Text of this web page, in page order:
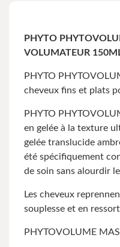
PHYTO
VOLUMATEUR
PHYTO
cheveux fins et plats
PHYTO
en gelée à la texture
gelée translucide
été spécifiquement
de soin sans alourdir
Les cheveux
souplesse et en
PHYTOVOLUME